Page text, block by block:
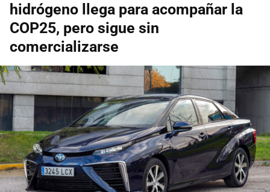
hidrógeno llega para acompañar la
COP25, pero sigue sin
comercializarse